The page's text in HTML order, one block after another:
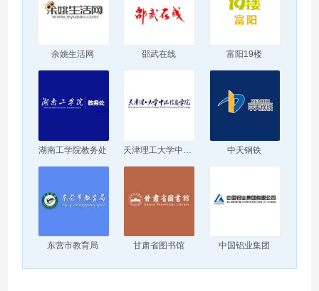
余姚生活网 邵武在线 富阳19楼
湖南工学院教务处 中天钢铁
东营市教育局 甘肃省图书馆 中国铝业集团